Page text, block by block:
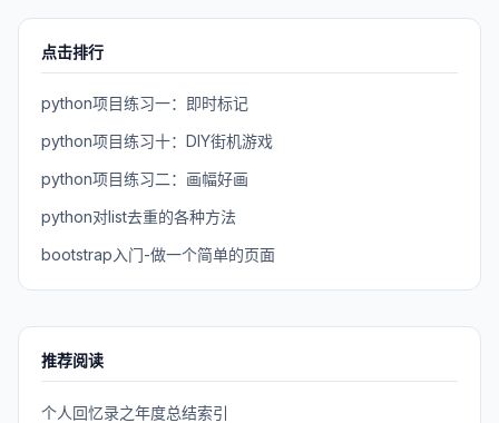
点击排行
python项目练习一：即时标记
python项目练习十：DIY街机游戏
python项目练习二：画幅好画
python对list去重的各种方法
bootstrap入门-做一个简单的页面
推荐阅读
个人回忆录之年度总结索引